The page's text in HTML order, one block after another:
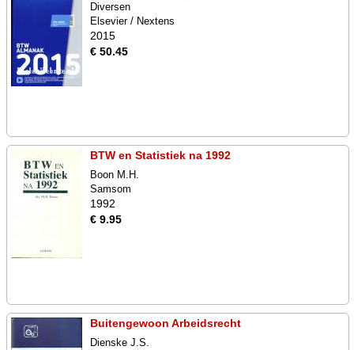
Diversen
Elsevier / Nextens
2015
€ 50.45
BTW en Statistiek na 1992
Boon M.H.
Samsom
1992
€ 9.95
Buitengewoon Arbeidsrecht
Dienske J.S.